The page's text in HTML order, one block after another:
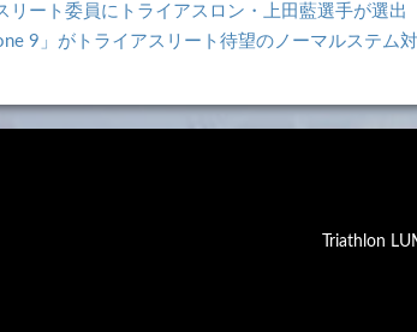
リート委員にトライアスロン・上田藍選手が選出
9」がトライアスリート待望のノーマルステム対
Triathlon